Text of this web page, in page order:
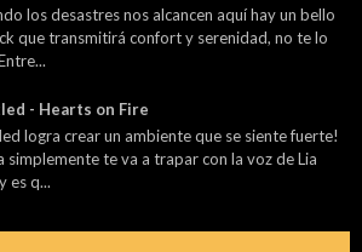
los desastres nos alcancen aquí hay un bello
que transmitirá confort y serenidad, no te lo
- Hearts on Fire
logra crear un ambiente que se siente fuerte!
simplemente te va a trapar con la voz de Lia
es q...